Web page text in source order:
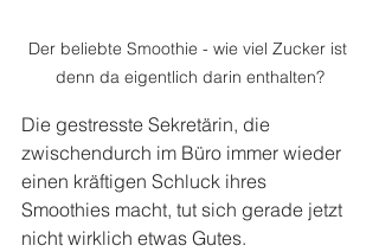
Der beliebte Smoothie - wie viel Zucker ist
denn da eigentlich darin enthalten?
Die gestresste Sekretärin, die
zwischendurch im Büro immer wieder
einen kräftigen Schluck ihres
Smoothies macht, tut sich gerade jetzt
nicht wirklich etwas Gutes.